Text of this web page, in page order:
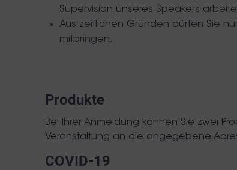
Supervision unseres Speakers
Aus zeitlichen Gründen dürfen Sie
mitbringen.
Produkte
Bei Ihrer Anmeldung können Sie zwei
Veranstaltung an die angegebene
COVID-19